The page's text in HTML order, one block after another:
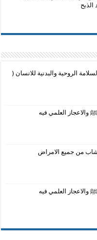
الذبح
الروحية والبدنية للانسان (
والاعجاز العلمي فيه
من جميع الامراض
والاعجاز العلمي فيه